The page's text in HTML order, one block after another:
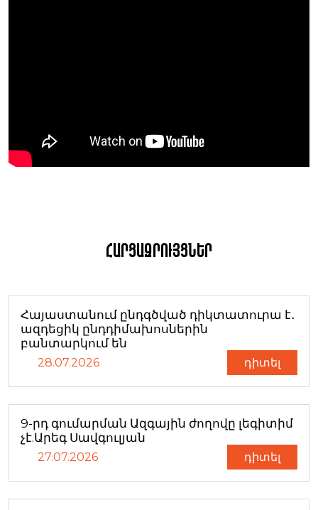
Հարցազրույցներ
Հայաստանում ընդգծված դիկտատուրա է․
ազդեցիկ ընդդիմախոսներին
բանտարկում են
28.07.2026 դիտել
9-րդ գումարման Ազգային ժողովը լեգիտիմ
չէ.Արեգ Սավգուլյան
27.07.2026 դիտել